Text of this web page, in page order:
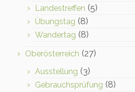
Landestreffen (5)
Übungstag (8)
Wandertag (8)
Oberösterreich (27)
Ausstellung (3)
Gebrauchsprüfung (8)